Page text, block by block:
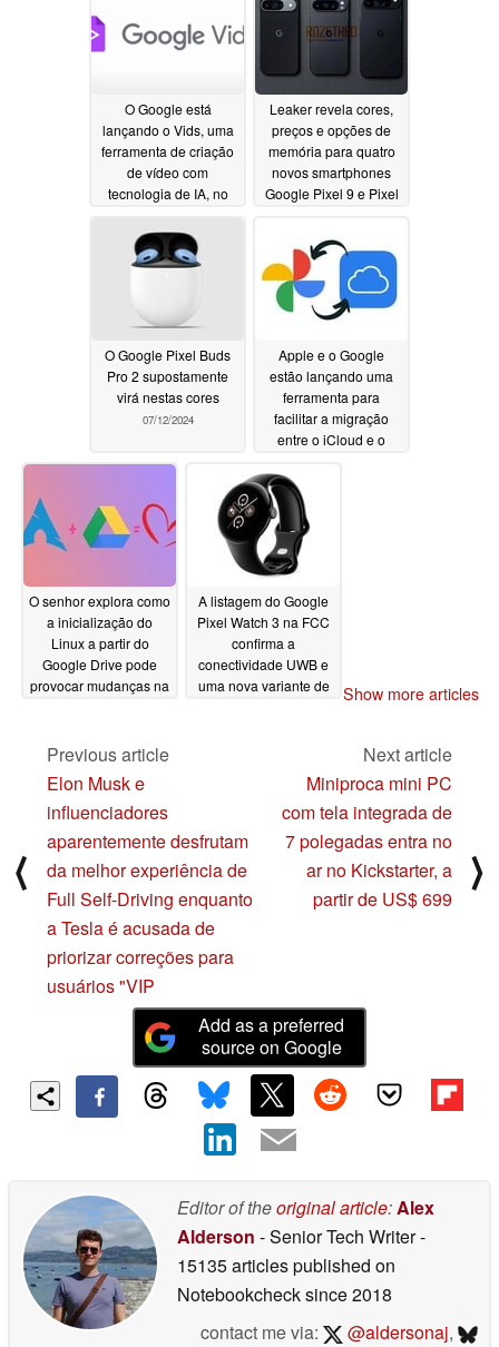
O Google está
lançando o Vids, uma
ferramenta de criação
de vídeo com
tecnologia de IA, no
Workspace Labs
07/16/2024
Leaker revela cores,
preços e opções de
memória para quatro
novos smartphones
Google Pixel 9 e Pixel
O Google Pixel Buds
Pro 2 supostamente
virá nestas cores
07/12/2024
Apple e o Google
estão lançando uma
ferramenta para
facilitar a migração
entre o iCloud e o
O senhor explora como
a inicialização do
Linux a partir do
Google Drive pode
provocar mudanças na
A listagem do Google
Pixel Watch 3 na FCC
confirma a
conectividade UWB e
uma nova variante de
Show more articles
⟨
Previous article
Elon Musk e
influenciadores
aparentemente desfrutam
da melhor experiência de
Full Self-Driving enquanto
a Tesla é acusada de
priorizar correções para
usuários "VIP
Next article
Miniproca mini PC
com tela integrada de
7 polegadas entra no
ar no Kickstarter, a
partir de US$ 699
⟩
Add as a preferred
source on Google
Editor of theoriginal article:Alex
Alderson - Senior Tech Writer-
15135 articles published on
Notebookchecksince 2018
contact me via:
@aldersonaj,